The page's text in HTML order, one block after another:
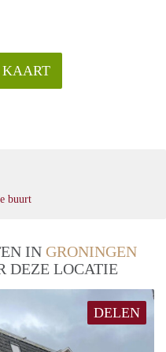
KAART
buurt
IN GRONINGEN
DEZE LOCATIE
DELEN